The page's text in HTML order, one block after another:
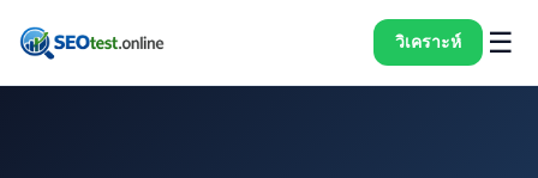
วิเคราะห์ ☰